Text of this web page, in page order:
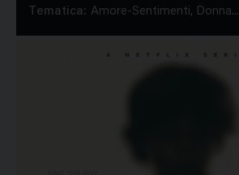
Tematica: Amore-Sentimenti, Donna...